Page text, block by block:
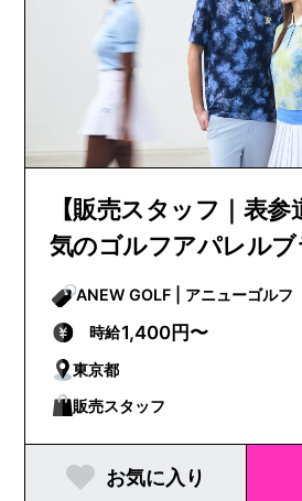
【販売スタッフ｜表
気のゴルフアパレルブ
ANEW GOLF | アニューゴルフ
時給1,400円〜
東京都
販売スタッフ
お気に入り